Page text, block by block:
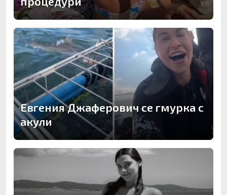
Евгения Джаферович се гмурка с
акули